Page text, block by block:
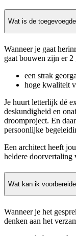
Wat is de
Wanneer je gaat
gaat bouwen zijn er 2
een strak
hoge kwaliteit
Je huurt letterlijk dé
deskundigheid en
droomproject. En
persoonlijke
Een architect heeft
heldere doorvertaling
Wat kan ik
Wanneer je het
denken aan het